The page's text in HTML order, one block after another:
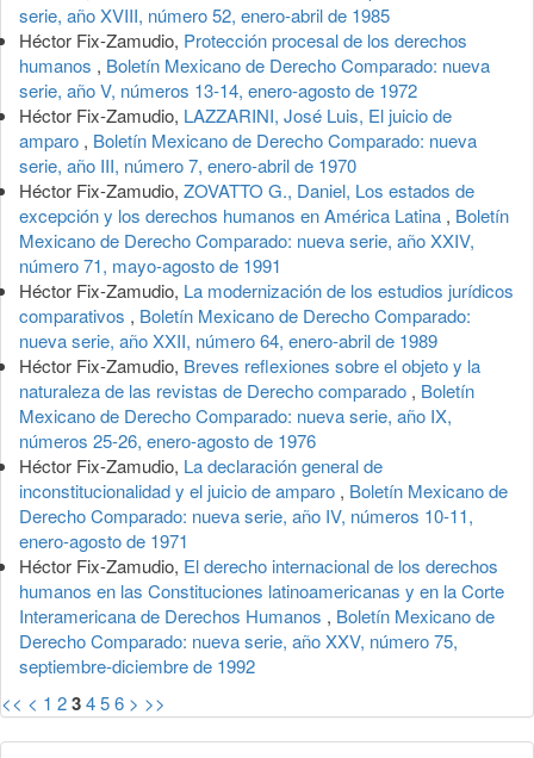
serie, año XVIII, número 52, enero-abril de 1985
Héctor Fix-Zamudio, Protección procesal de los derechos
humanos , Boletín Mexicano de Derecho Comparado: nueva
serie, año V, números 13-14, enero-agosto de 1972
Héctor Fix-Zamudio, LAZZARINI, José Luis, El juicio de
amparo , Boletín Mexicano de Derecho Comparado: nueva
serie, año III, número 7, enero-abril de 1970
Héctor Fix-Zamudio, ZOVATTO G., Daniel, Los estados de
excepción y los derechos humanos en América Latina , Boletín
Mexicano de Derecho Comparado: nueva serie, año XXIV,
número 71, mayo-agosto de 1991
Héctor Fix-Zamudio, La modernización de los estudios jurídicos
comparativos , Boletín Mexicano de Derecho Comparado:
nueva serie, año XXII, número 64, enero-abril de 1989
Héctor Fix-Zamudio, Breves reflexiones sobre el objeto y la
naturaleza de las revistas de Derecho comparado , Boletín
Mexicano de Derecho Comparado: nueva serie, año IX,
números 25-26, enero-agosto de 1976
Héctor Fix-Zamudio, La declaración general de
inconstitucionalidad y el juicio de amparo , Boletín Mexicano de
Derecho Comparado: nueva serie, año IV, números 10-11,
enero-agosto de 1971
Héctor Fix-Zamudio, El derecho internacional de los derechos
humanos en las Constituciones latinoamericanas y en la Corte
Interamericana de Derechos Humanos , Boletín Mexicano de
Derecho Comparado: nueva serie, año XXV, número 75,
septiembre-diciembre de 1992
<< < 1 23456 > >>